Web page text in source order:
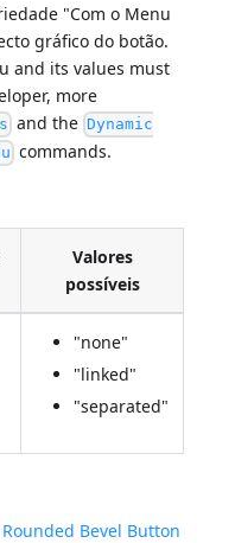
"Com o Menu
gráfico do botão.
and its values must
more
and the Dynamic
commands.
Valores
possíveis
"none"
"linked"
"separated"
Rounded Bevel Button